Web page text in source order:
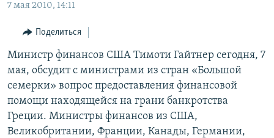
навигации
Вернутся
поиску
УЗБЕКИСТАН
ТАДЖИКИСТАН
НА ДРУГИХ ЯЗЫКАХ
ҚАЗАҚША
КЫРГЫЗЧА
ЎЗБЕКЧА
ТОҶИКӢ
TÜRKMENÇE
Все сайты РСЕ/РС
7 мая 2010, 14:11
Поделиться
Министр финансов США Тимоти Гайтнер сегодня, 7
мая, обсудит с министрами из стран «Большой
семерки» вопрос предоставления финансовой
помощи находящейся на грани банкротства
Греции. Министры финансов из США,
Великобритании, Франции, Канады, Германии,